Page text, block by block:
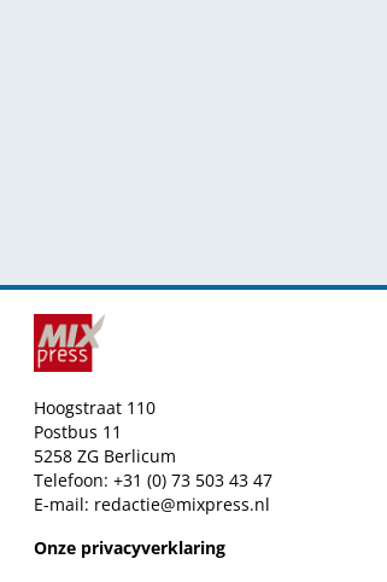
Hoogstraat 110
Postbus 11
5258 ZG Berlicum
Telefoon: +31 (0) 73 503 43 47
E-mail: redactie@mixpress.nl
Onze privacyverklaring